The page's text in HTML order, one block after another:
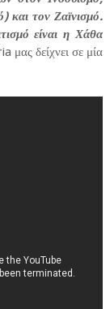
και τον Ζαϊνισμό.
είναι η Χάθα
δείχνει σε μία